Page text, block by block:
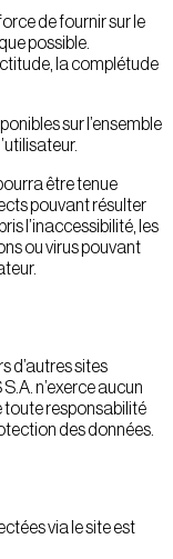
de fournir sur le
possible.
la complétude
sur l’ensemble
être tenue
pouvant résulter
l’inaccessibilité, les
ou virus pouvant
d’autres sites
n’exerce aucun
toute responsabilité
des données.
via le site est